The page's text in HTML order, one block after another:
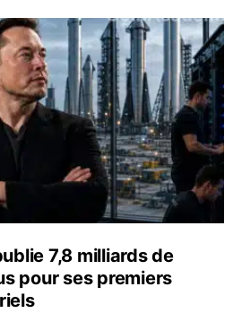
7,8 milliards de dollars de
7,8 milliards de
pour ses premiers